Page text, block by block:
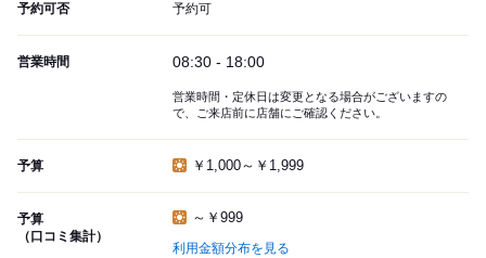
予約可否 予約可
営業時間 08:30 - 18:00
営業時間・定休日は変更となる場合がございますの
で、ご来店前に店舗にご確認ください。
予算 ￥1,000～￥1,999
予算
（口コミ集計）
～￥999
利用金額分布を見る